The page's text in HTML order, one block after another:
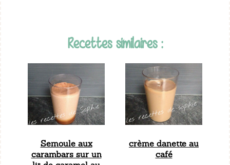
Recettes similaires :
Semoule aux
carambars sur un
crème danette au
café